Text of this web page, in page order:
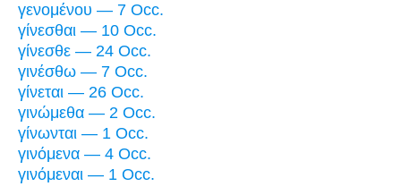
γενομένου — 7 Occ.
γίνεσθαι — 10 Occ.
γίνεσθε — 24 Occ.
γινέσθω — 7 Occ.
γίνεται — 26 Occ.
γινώμεθα — 2 Occ.
γίνωνται — 1 Occ.
γινόμενα — 4 Occ.
γινόμεναι — 1 Occ.